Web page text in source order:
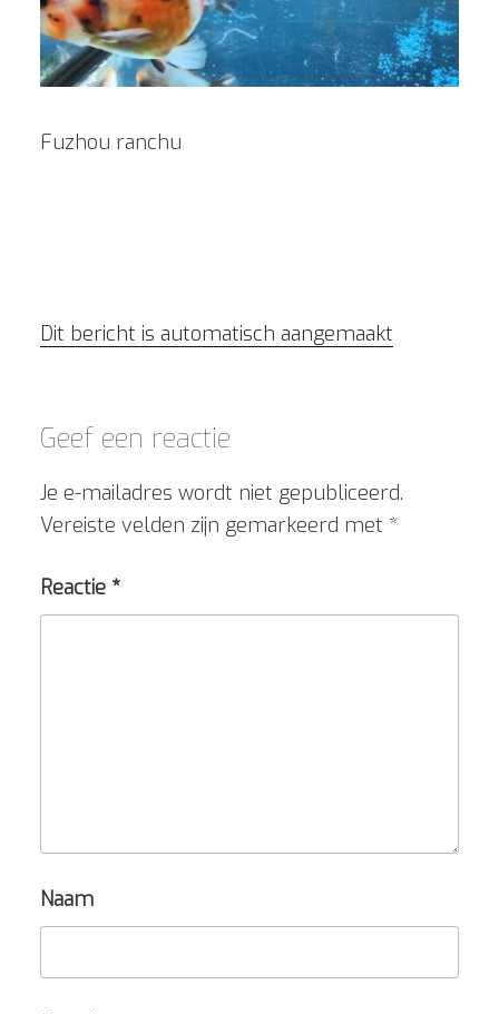
Fuzhou ranchu
Dit bericht is automatisch aangemaakt
Geef een reactie
Je e-mailadres wordt niet gepubliceerd.
Vereiste velden zijn gemarkeerd met *
Reactie *
Naam